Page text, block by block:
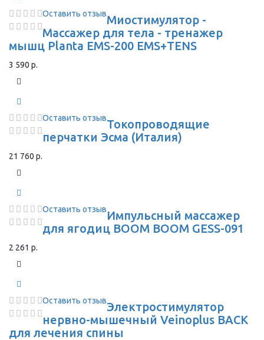
Оставить отзывМиостимулятор -
Массажер для тела - тренажер
мышц Planta EMS-200 EMS+TENS
3 590 р.
Оставить отзывТокопроводящие
перчатки Эсма (Италия)
21 760 р.
Оставить отзывИмпульсный массажер
для ягодиц BOOM BOOM GESS-091
2 261 р.
Оставить отзывЭлектростимулятор
нервно-мышечный Veinoplus BACK
для лечения спины